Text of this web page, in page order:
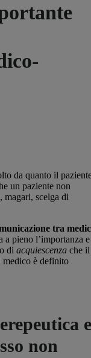
da quanto il
un paziente non
magari, scelga di
tra
a pieno l’importanza e
di acquiescenza che il
medico è definito
e
non